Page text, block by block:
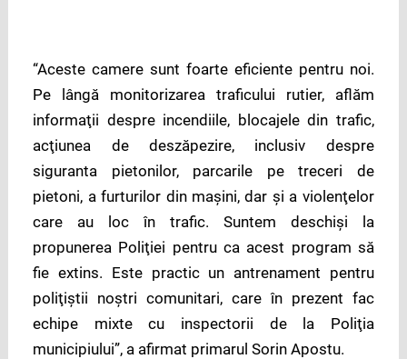
“Aceste camere sunt foarte eficiente pentru noi.
Pe lângă monitorizarea traficului rutier, aflăm
informaţii despre incendiile, blocajele din trafic,
acţiunea de deszăpezire, inclusiv despre
siguranta pietonilor, parcarile pe treceri de
pietoni, a furturilor din maşini, dar şi a violenţelor
care au loc în trafic. Suntem deschişi la
propunerea Poliţiei pentru ca acest program să
fie extins. Este practic un antrenament pentru
poliţiştii noştri comunitari, care în prezent fac
echipe mixte cu inspectorii de la Poliţia
municipiului”, a afirmat primarul Sorin Apostu.